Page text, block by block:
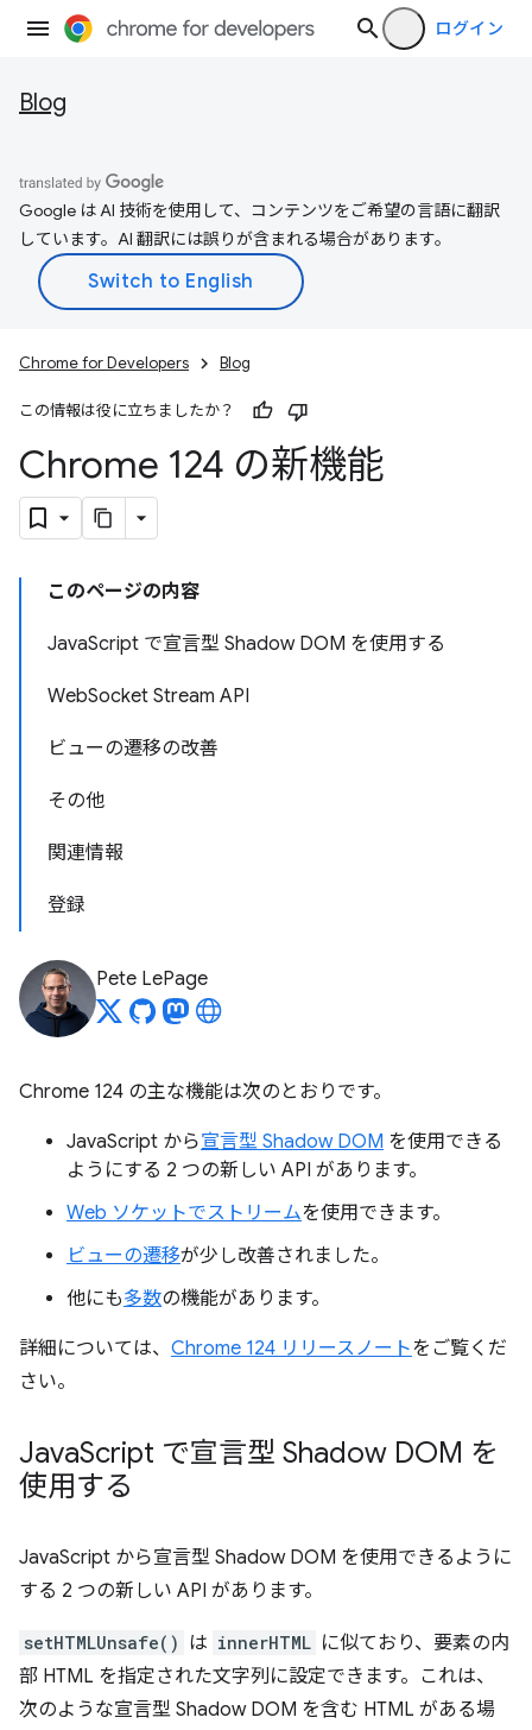
ログイン
Blog
Google は AI 技術を使用して、コンテンツをご希望の言語に翻訳
しています。AI 翻訳には誤りが含まれる場合があります。
Chrome for Developers Blog
この情報は役に立ちましたか？
Chrome 124 の新機能
このページの内容
JavaScript で宣言型 Shadow DOM を使用する
WebSocket Stream API
ビューの遷移の改善
その他
関連情報
登録
Pete LePage
Chrome 124 の主な機能は次のとおりです。
JavaScript から宣言型 Shadow DOM を使用できる
ようにする 2 つの新しい API があります。
Web ソケットでストリームを使用できます。
ビューの遷移が少し改善されました。
他にも多数の機能があります。
詳細については、 Chrome 124 リリースノートをご覧くだ
さい。
JavaScript で宣言型 Shadow DOM を
使用する
JavaScript から宣言型 Shadow DOM を使用できるように
する 2 つの新しい API があります。
setHTMLUnsafe() は innerHTML に似ており、要素の内
部 HTML を指定された文字列に設定できます。これは、
次のような宣言型 Shadow DOM を含む HTML がある場